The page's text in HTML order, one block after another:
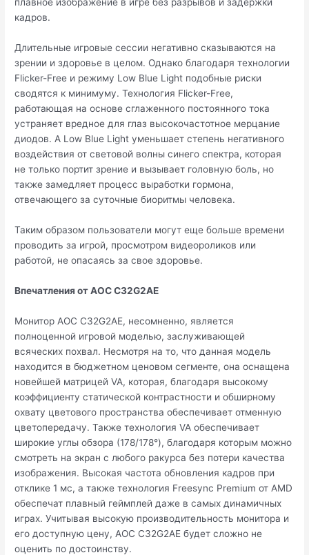
кадров.
Длительные игровые сессии негативно сказываются на
зрении и здоровье в целом. Однако благодаря технологии
Flicker-Free и режиму Low Blue Light подобные риски
сводятся к минимуму. Технология Flicker-Free,
работающая на основе сглаженного постоянного тока
устраняет вредное для глаз высокочастотное мерцание
диодов. А Low Blue Light уменьшает степень негативного
воздействия от световой волны синего спектра, которая
не только портит зрение и вызывает головную боль, но
также замедляет процесс выработки гормона,
отвечающего за суточные биоритмы человека.
Таким образом пользователи могут еще больше времени
проводить за игрой, просмотром видеороликов или
работой, не опасаясь за свое здоровье.
Впечатления от AOC C32G2AE
Монитор AOC C32G2AE, несомненно, является
полноценной игровой моделью, заслуживающей
всяческих похвал. Несмотря на то, что данная модель
находится в бюджетном ценовом сегменте, она оснащена
новейшей матрицей VA, которая, благодаря высокому
коэффициенту статической контрастности и обширному
охвату цветового пространства обеспечивает отменную
цветопередачу. Также технология VA обеспечивает
широкие углы обзора (178/178°), благодаря которым можно
смотреть на экран с любого ракурса без потери качества
изображения. Высокая частота обновления кадров при
отклике 1 мс, а также технология Freesync Premium от AMD
обеспечат плавный геймплей даже в самых динамичных
играх. Учитывая высокую производительность монитора и
его доступную цену, AOC C32G2AE будет сложно не
оценить по достоинству.